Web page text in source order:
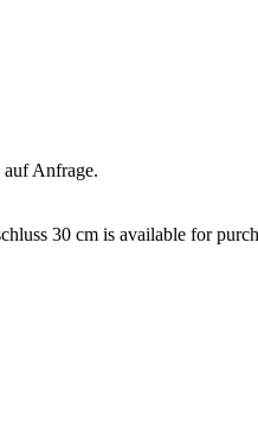
Anfrage.
30 cm is available for